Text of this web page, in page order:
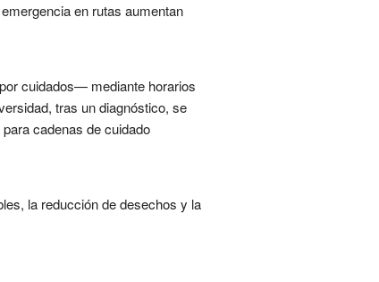
en rutas aumentan
cuidados— mediante horarios
tras un diagnóstico, se
cadenas de cuidado
la reducción de desechos y la